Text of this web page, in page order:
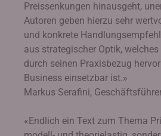
Preissenkungen hinausgeht,
Autoren geben hierzu sehr
und konkrete
aus strategischer Optik,
durch seinen Praxisbezug
Business einsetzbar ist.»
Markus Serafini,
«Endlich ein Text zum Thema